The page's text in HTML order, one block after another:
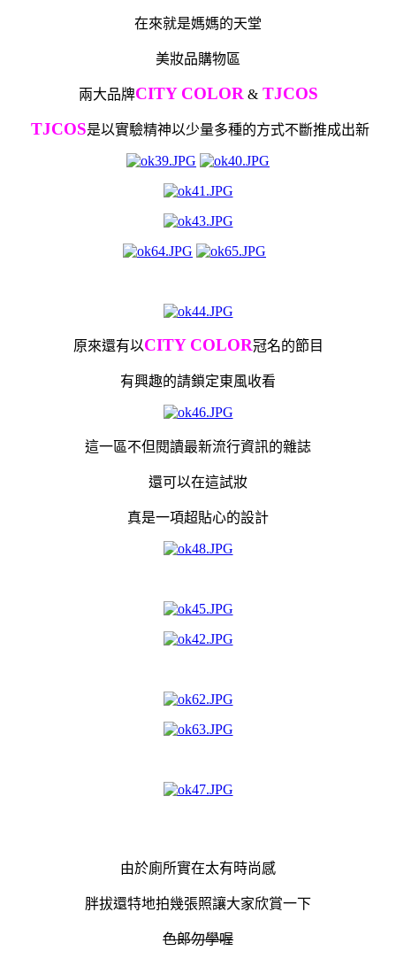
在來就是媽媽的天堂
美妝品購物區
兩大品牌CITY COLOR &TJCOS
TJCOS是以實驗精神以少量多種的方式不斷推成出新
原來還有以CITY COLOR冠名的節目
有興趣的請鎖定東風收看
這一區不但閱讀最新流行資訊的雜誌
還可以在這試妝
真是一項超貼心的設計
由於廁所實在太有時尚感
胖拔還特地拍幾張照讓大家欣賞一下
色郎勿學喔